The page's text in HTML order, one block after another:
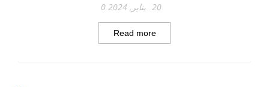
20 يناير, 2024 0
Read more